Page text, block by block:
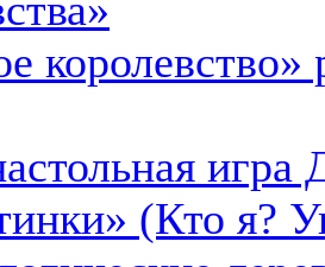
(Кто я?